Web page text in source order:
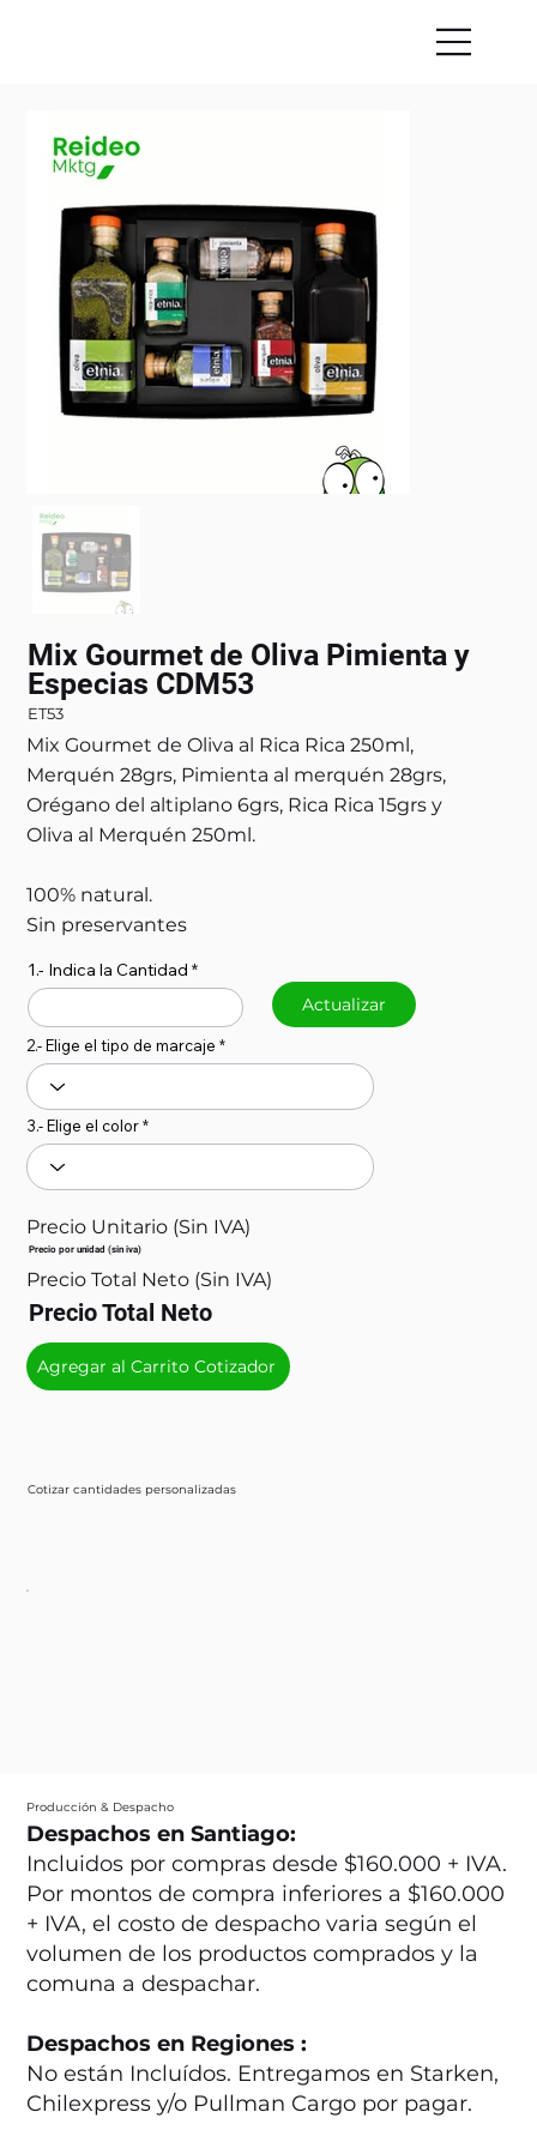
Mix Gourmet de Oliva Pimienta y
Especias CDM53
ET53
Mix Gourmet de Oliva al Rica Rica 250ml,
Merquén 28grs, Pimienta al merquén 28grs,
Orégano del altiplano 6grs, Rica Rica 15grs y
Oliva al Merquén 250ml.
100% natural.
Sin preservantes
Cotizar cantidades personalizadas
1.- Indica la Cantidad
Actualizar
2.- Elige el tipo de marcaje
3.- Elige el color
Precio Unitario (Sin IVA)
Precio por unidad (sin iva)
Precio Total Neto (Sin IVA)
Precio Total Neto
Agregar al Carrito Cotizador
Producción & Despacho
Despachos en Santiago:
Incluidos por compras desde $160.000 + IVA.
Por montos de compra inferiores a $160.000
+ IVA, el costo de despacho varia según el
volumen de los productos comprados y la
comuna a despachar.
Despachos en Regiones :
No están Incluídos. Entregamos en Starken,
Chilexpress y/o Pullman Cargo por pagar.